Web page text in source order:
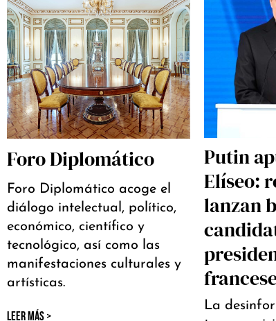
Foro Diplomático
Foro Diplomático acoge el
diálogo intelectual, político,
económico, científico y
tecnológico, así como las
manifestaciones culturales y
artísticas.
LEER MÁS >
Putin
Elíseo:
lanzan
La